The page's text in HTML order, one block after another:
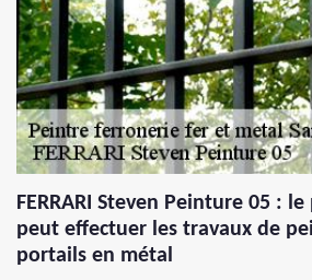
FERRARI Steven Peinture 05 :
peut effectuer les travaux de
portails en métal